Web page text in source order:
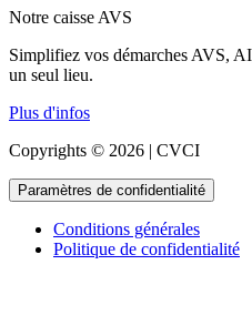
Notre caisse AVS
Simplifiez vos démarches AVS,
un seul lieu.
Plus d'infos
Copyrights © 2026 | CVCI
Paramètres de confidentialité
Conditions générales
Politique de confidentialité